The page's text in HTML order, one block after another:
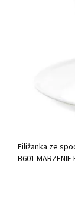
Filiżanka ze
B601 MARZENIE